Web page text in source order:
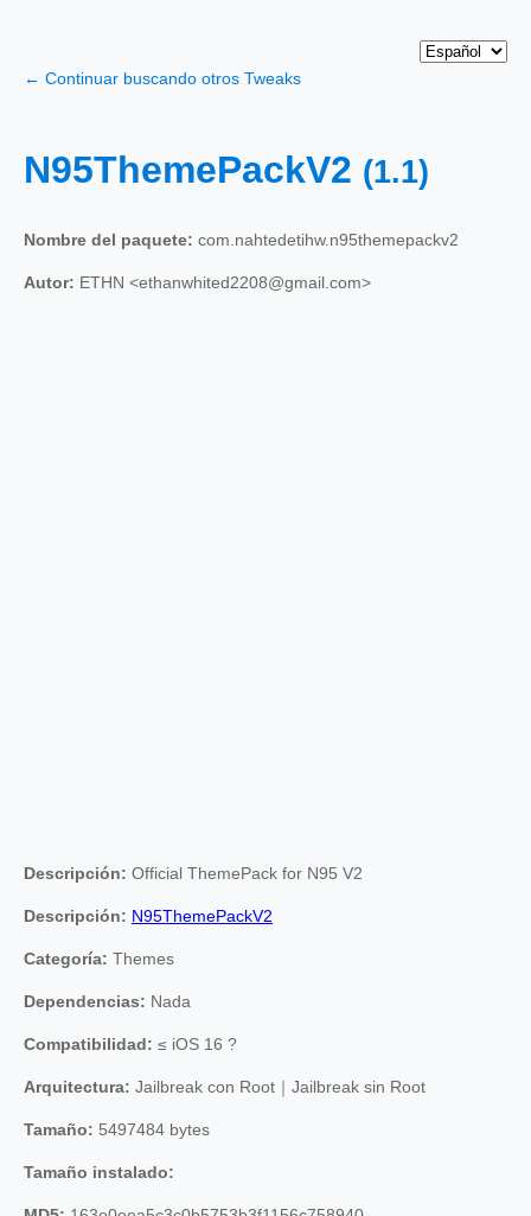
← Continuar buscando otros Tweaks
N95ThemePackV2 (1.1)
Nombre del paquete: com.nahtedetihw.n95themepackv2
Autor: ETHN <ethanwhited2208@gmail.com>
Descripción: Official ThemePack for N95 V2
Descripción: N95ThemePackV2
Categoría: Themes
Dependencias: Nada
Compatibilidad: ≤ iOS 16 ?
Arquitectura: Jailbreak con Root｜Jailbreak sin Root
Tamaño: 5497484 bytes
Tamaño instalado: